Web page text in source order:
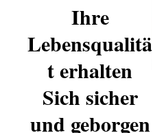
Ihre
Lebensqualitä
t erhalten
Sich sicher
und geborgen